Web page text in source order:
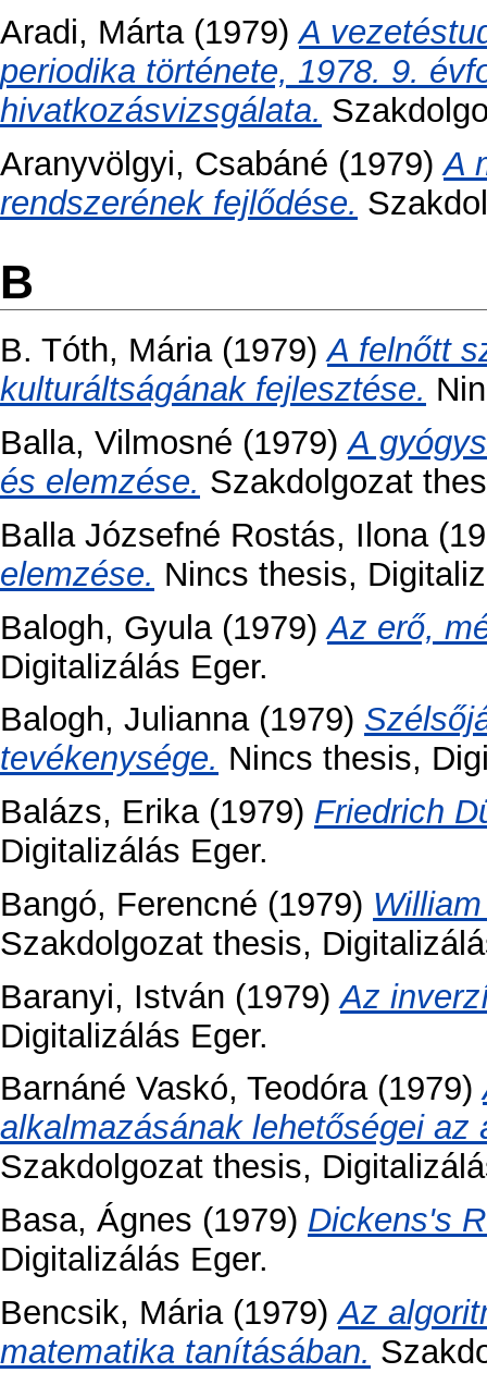
Aradi, Márta(1979)A
periodika története, 1978. 9.
hivatkozásvizsgálata.
Aranyvölgyi, Csabáné (1979)A
rendszerének fejlődése.
B
B. Tóth, Mária(1979)A felnőtt
kulturáltságának fejlesztése.
Balla, Vilmosné (1979)A
és elemzése. Szakdolgozat
Balla Józsefné Rostás, Ilona
elemzése. Nincs thesis,
Balogh, Gyula(1979)Az erő,
Digitalizálás Eger.
Balogh, Julianna(1979)
tevékenysége. Nincs thesis,
Balázs, Erika(1979) Friedrich
Digitalizálás Eger.
Bangó, Ferencné (1979)
Szakdolgozat thesis,
Baranyi, István (1979)Az
Digitalizálás Eger.
Barnáné Vaskó, Teodóra(1979)
alkalmazásának lehetőségei
Szakdolgozat thesis,
Basa, Ágnes (1979) Dickens's
Digitalizálás Eger.
Bencsik, Mária(1979)Az
matematika tanításában.